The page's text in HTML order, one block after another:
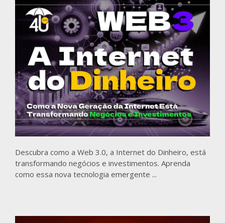
Descubra como a Web 3.0, a Internet do Dinheiro, está
transformando negócios e investimentos. Aprenda
como essa nova tecnologia emergente ...